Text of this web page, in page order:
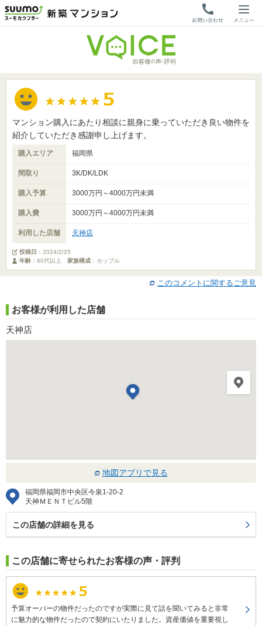
マンション購入にあたり相談に親身に乗っていただき良い物件を
紹介していただき感謝申し上げます。
購入エリア 福岡県
間取り 3K/DK/LDK
購入予算 3000万円～4000万円未満
購入費 3000万円～4000万円未満
利用した店舗 天神店
投稿日 ： 2024/2/25
年齢 ：60代以上 家族構成 ：カップル
このコメントに関するご意見
お客様が利用した店舗
天神店
地図アプリで見る
福岡県福岡市中央区今泉1-20-2
天神ＭＥＮＴビル5階
この店舗の詳細を見る
この店舗に寄せられたお客様の声・評判
予算オーバーの物件だったのですが実際に見て話を聞いてみると非常
に魅力的な物件だったので契約にいたりました。資産価値を重要視し